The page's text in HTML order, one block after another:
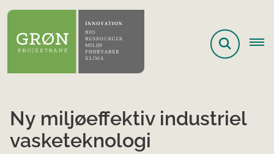
Ny miljøeffektiv industriel
vasketeknologi